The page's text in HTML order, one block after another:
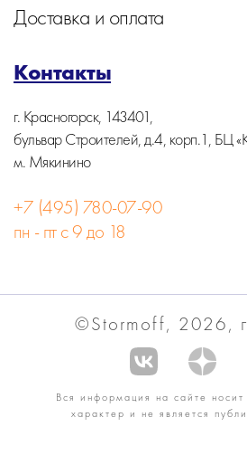
Доставка и оплата
Контакты
г. Красногорск, 143401,
бульвар Строителей, д.4, корп.1, БЦ
м. Мякинино
+7 (495) 780-07-90
пн - пт с 9 до 18
©Stormoff, 2026,
Вся информация на сайте
характер и не является